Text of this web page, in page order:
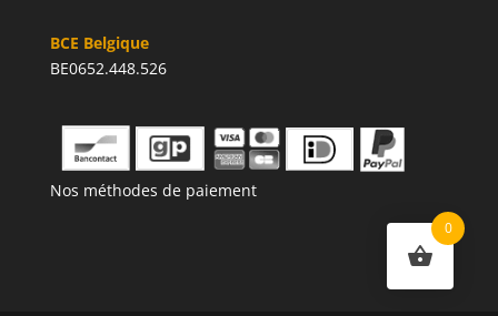
BCE Belgique
BE0652.448.526
Nos méthodes de paiement
0